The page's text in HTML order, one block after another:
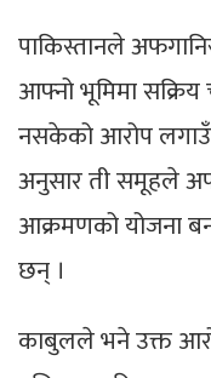
पाकिस्तानले
आफ्नो भूमिमा सक्रिय
नसकेको आरोप
अनुसार ती समूहले
आक्रमणको योजना
छन् ।
काबुलले भने उक्त